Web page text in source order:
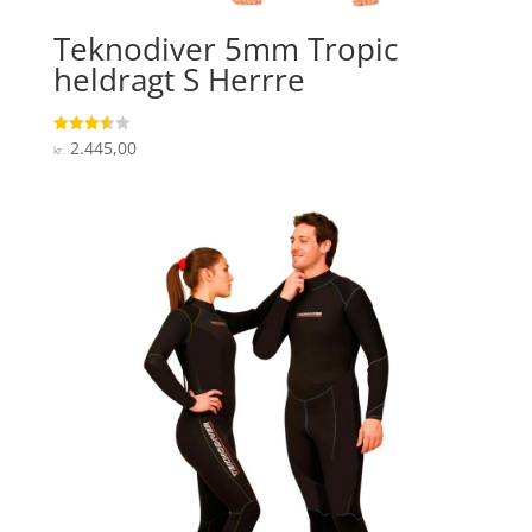
Teknodiver 5mm Tropic
heldragt S Herrre
Vurderet
3.6
kr. 2.445,00